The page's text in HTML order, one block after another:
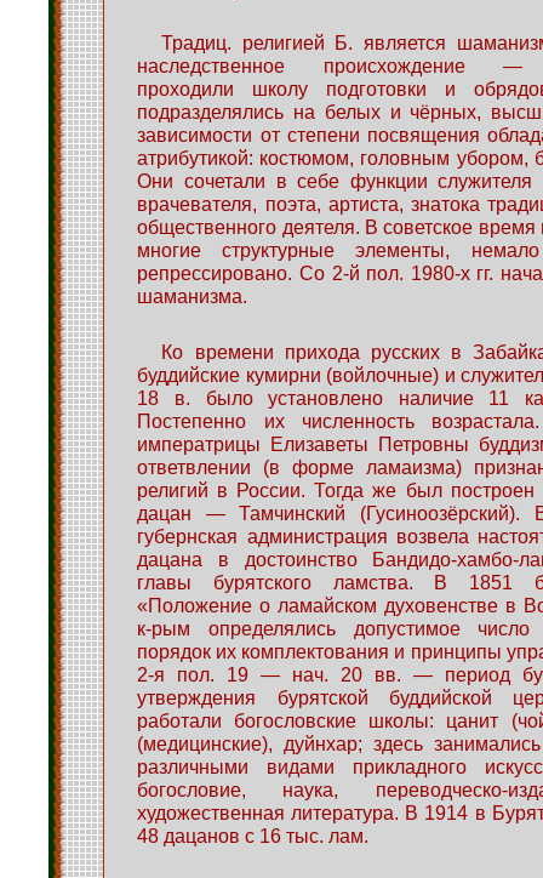
Традиц. религией Б. является
наследственное происхождение —
проходили школу подготовки и
подразделялись на белых и чёрных,
зависимости от степени посвящения
атрибутикой: костюмом, головным убором,
Они сочетали в себе функции служителя
врачевателя, поэта, артиста, знатока
общественного деятеля. В советское
многие структурные элементы,
репрессировано. Со 2-й пол. 1980-х гг.
шаманизма.
Ко времени прихода русских в
буддийские кумирни (войлочные) и
18 в. было установлено наличие 11
Постепенно их численность
императрицы Елизаветы Петровны
ответвлении (в форме ламаизма)
религий в России. Тогда же был построен
дацан — Тамчинский (Гусиноозёрский).
губернская администрация возвела
дацана в достоинство Бандидо-хамбо-
главы бурятского ламства. В 1851
«Положение о ламайском духовенстве в
к-рым определялись допустимое
порядок их комплектования и принципы
2-я пол. 19 — нач. 20 вв. — период
утверждения бурятской буддийской
работали богословские школы: цанит
(медицинские), дуйнхар; здесь
различными видами прикладного
богословие, наука, переводческо-
художественная литература. В 1914 в
48 дацанов с 16 тыс. лам.